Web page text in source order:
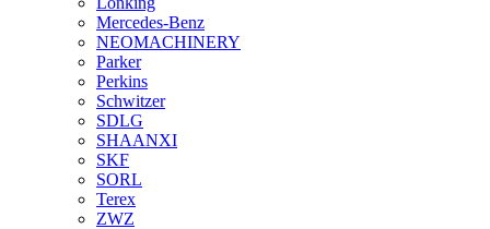
Mercedes-Benz
NEOMACHINERY
Parker
Perkins
Schwitzer
SDLG
SHAANXI
SKF
SORL
Terex
ZWZ